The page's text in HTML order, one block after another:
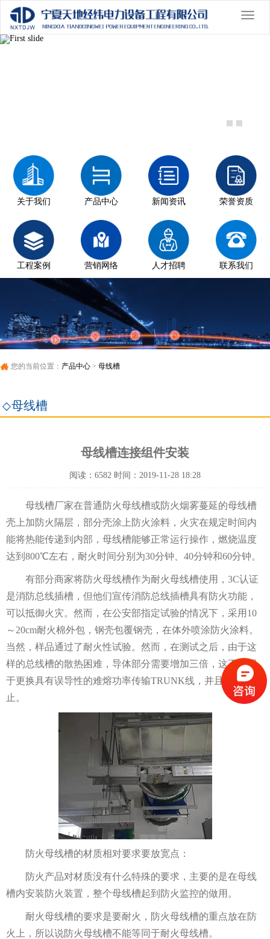
切
Previous
关于我们 产品中心 新闻资讯 荣誉资质
工程案例 营销网络 人才招聘 联系我们
您的当前位置： 产品中心 > 母线槽
母线槽
母线槽连接组件安装
阅读：6582 时间：2019-11-28 18:28
母线槽厂家在普通防火母线槽或防火烟雾蔓延的母线槽
壳上加防火隔层，部分壳涂上防火涂料，火灾在规定时间内
能将热能传递到内部，母线槽能够正常运行操作，燃烧温度
达到800℃左右，耐火时间分别为30分钟、40分钟和60分钟。
有部分商家将防火母线槽作为耐火母线槽使用，3C认证
是消防总线插槽，但他们宣传消防总线插槽具有防火功能，
可以抵御火灾。然而，在公安部指定试验的情况下，采用10
～20cm耐火棉外包，钢壳包覆钢壳，在体外喷涂防火涂料。
当然，样品通过了耐火性试验。然而，在测试之后，由于这
样的总线槽的散热困难，导体部分需要增加三倍，这不能用
于更换具有误导性的难熔功率传输TRUNK线，并且应当被禁
止。
防火母线槽的材质相对要求要放宽点：
防火产品对材质没有什么特殊的要求，主要的是在母线
槽内安装防火装置，整个母线槽起到防火监控的做用。
耐火母线槽的要求是要耐火，防火母线槽的重点放在防
火上，所以说防火母线槽不能等同于耐火母线槽。